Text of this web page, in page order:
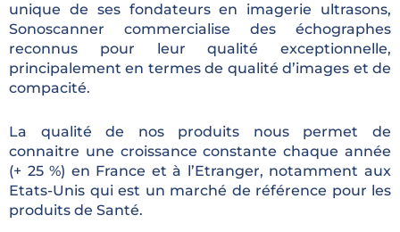
unique de ses fondateurs en imagerie ultrasons,
Sonoscanner commercialise des échographes
reconnus pour leur qualité exceptionnelle,
principalement en termes de qualité d’images et de
compacité.
La qualité de nos produits nous permet de
connaitre une croissance constante chaque année
(+ 25 %) en France et à l’Etranger, notamment aux
Etats-Unis qui est un marché de référence pour les
produits de Santé.